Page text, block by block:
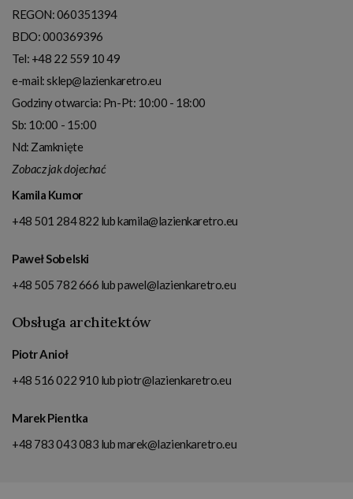
REGON: 060351394
BDO: 000369396
Tel: +48 22 559 10 49
e-mail:sklep@lazienkaretro.eu
Godziny otwarcia: Pn-Pt: 10:00 - 18:00
Sb: 10:00 - 15:00
Nd: Zamknięte
Zobacz jak dojechać
Kamila Kumor
+48 501 284 822 lubkamila@lazienkaretro.eu
Paweł Sobelski
+48 505 782 666 lubpawel@lazienkaretro.eu
Obsługa architektów
Piotr Anioł
+48 516 022 910 lubpiotr@lazienkaretro.eu
Marek Pientka
+48 783 043 083 lubmarek@lazienkaretro.eu